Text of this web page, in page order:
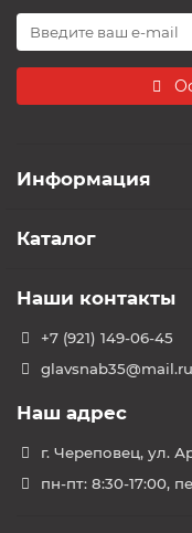
Информация
Каталог
Наши контакты
+7 (921) 149-06-45
glavsnab35@mail.ru
Наш адрес
г. Череповец, ул.
пн-пт: 8:30-17:00,